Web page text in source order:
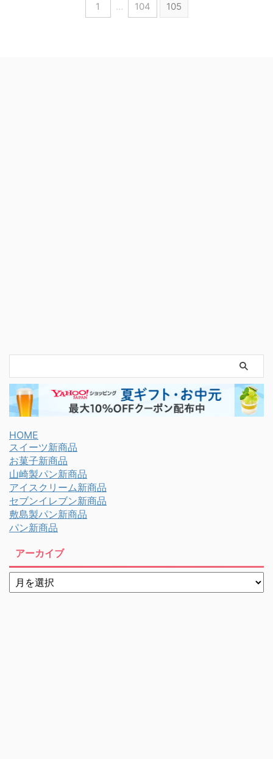
1 … 104 105
HOME
スイーツ新商品
お菓子新商品
山崎製パン新商品
アイスクリーム新商品
セブンイレブン新商品
敷島製パン新商品
パン新商品
アーカイブ